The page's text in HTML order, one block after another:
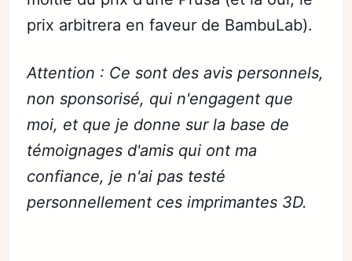
prix arbitrera en faveur de BambuLab).
Attention : Ce sont des avis personnels,
non sponsorisé, qui n'engagent que
moi, et que je donne sur la base de
témoignages d'amis qui ont ma
confiance, je n'ai pas testé
personnellement ces imprimantes 3D.